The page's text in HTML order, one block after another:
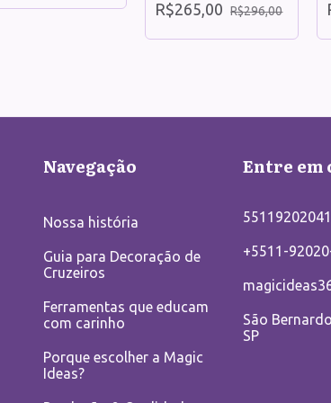
R$265,00 R$296,00
Navegação
Nossa história
Guia para Decoração de
Cruzeiros
Ferramentas que educam
com carinho
Porque escolher a Magic
Ideas?
Entre em
+5511-
São
SP